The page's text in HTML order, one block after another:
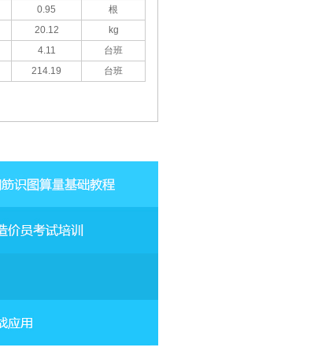
0.95
根
20.12 kg
4.11
台班
214.19 台班